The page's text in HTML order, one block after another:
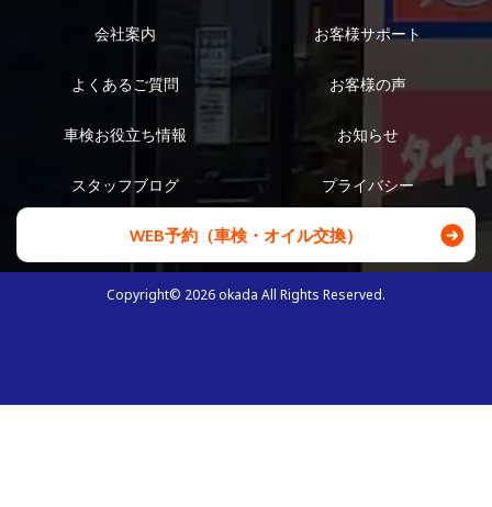
会社案内 お客様サポート
よくあるご質問 お客様の声
車検お役立ち情報 お知らせ
スタッフブログ プライバシー
WEB予約（車検・オイル交換）
Copyright© 2026okada All Rights Reserved.